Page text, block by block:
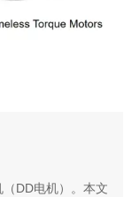
DD电机）。本文